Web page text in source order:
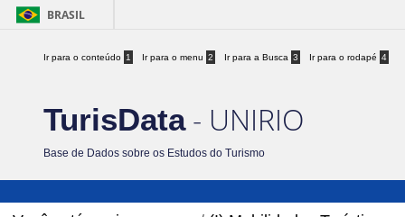
BRASIL
Ir para o conteúdo 1 Ir para o menu 2 Ir para a Busca 3 Ir para o rodapé 4
TurisData- UNIRIO
Base de Dados sobre os Estudos do Turismo